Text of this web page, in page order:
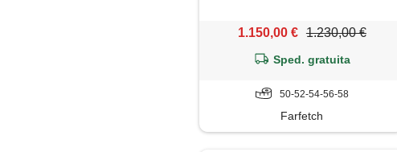
1.150,00 € 1.230,00 €
Sped. gratuita
50-52-54-56-58
Farfetch